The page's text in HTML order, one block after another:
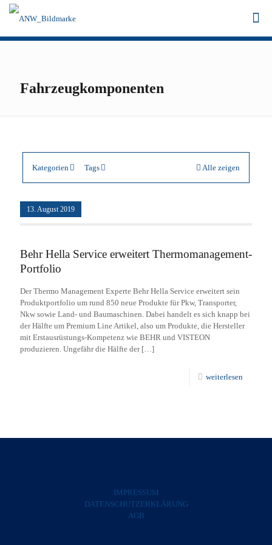
Fahrzeugkomponenten
Kategorien Tags Alle zeigen
13. August 2019
Behr Hella Service erweitert Thermomanagement-
Portfolio
Der Thermo Management Experte Behr Hella Service erweitert sein
Produktportfolio um rund 850 neue Produkte für Pkw, Transporter,
Nkw sowie Land- und Baumaschinen. Dabei handelt es sich knapp bei
der Hälfte um Premium Line Artikel, also um Produkte, die Hersteller
mit Erstausrüstungs-Kompetenz wie BEHR und VISTEON
produzieren. Ungefähr die Hälfte der[…]
weiterlesen
IMPRESSUM
DATENSCHUTZERKLÄRUNG
AGB